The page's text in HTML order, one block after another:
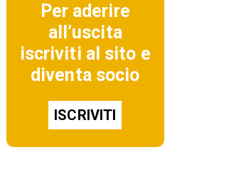
Per aderire
all’uscita
iscriviti al sito e
diventa socio
ISCRIVITI